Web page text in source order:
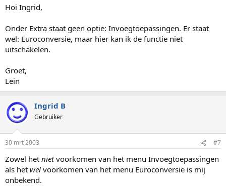
Hoi Ingrid,
Onder Extra staat geen optie: Invoegtoepassingen. Er staat
wel: Euroconversie, maar hier kan ik de functie niet
uitschakelen.
Groet,
Lein
Ingrid B
Gebruiker
30 mrt 2003 #7
Zowel het nietvoorkomen van het menu Invoegtoepassingen
als het wel voorkomen van het menu Euroconversie is mij
onbekend.